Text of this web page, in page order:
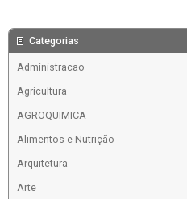
Categorias
Administracao
Agricultura
AGROQUIMICA
Alimentos e Nutrição
Arquitetura
Arte